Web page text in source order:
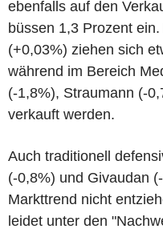
ebenfalls auf den
büssen 1,3 Prozent
(+0,03%) ziehen sich
während im Bereich
(-1,8%), Straumann (-
verkauft werden.
Auch traditionell
(-0,8%) und Givaudan
Markttrend nicht
leidet unter den